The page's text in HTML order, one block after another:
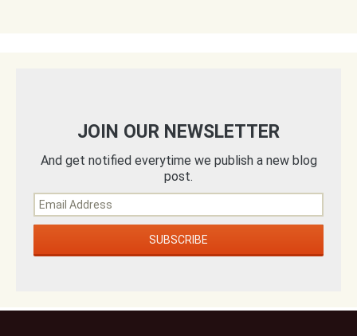
JOIN OUR NEWSLETTER
And get notified everytime we publish a new blog
post.